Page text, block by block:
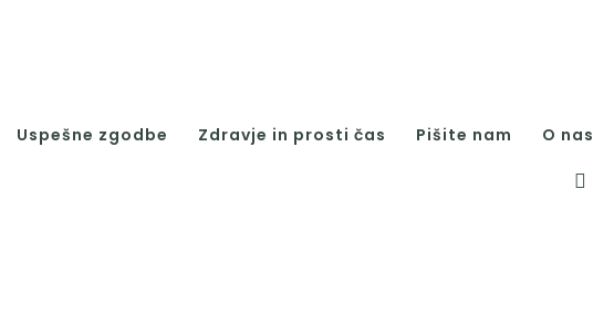
Uspešne zgodbe Zdravje in prosti čas Pišite nam O nas